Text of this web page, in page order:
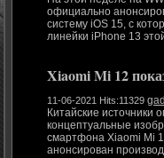
официально
систему iOS 15, с
Xiaomi Mi 12
11-06-2021 Hits:11329
Китайские источники
концептуальные
смартфона Xiaomi Mi
анонсирован